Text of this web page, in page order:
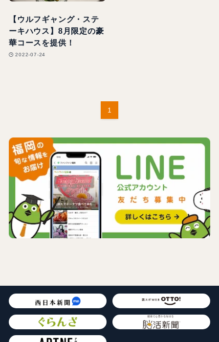
【ウルフギャング・ステ
ーキハウス】8月限定の豪
華コースを提供！
2022-07-24
1